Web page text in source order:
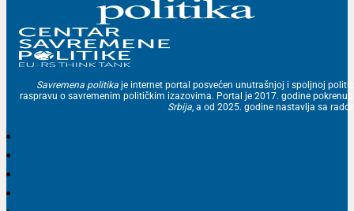
Savremena politika je internet portal posvećen unutrašnjoj i spoljnoj
raspravu o savremenim političkim izazovima. Portal je 2017. godine
Srbija, a od 2025. godine nastavlja sa